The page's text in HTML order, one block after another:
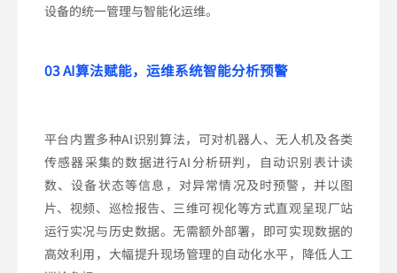
设备的统一管理与智能化运维。
03 AI算法赋能，运维系统智能分析预警
平台内置多种AI识别算法，可对机器人、无人机及各类
传感器采集的数据进行AI分析研判，自动识别表计读
数、设备状态等信息，对异常情况及时预警，并以图
片、视频、巡检报告、三维可视化等方式直观呈现厂站
运行实况与历史数据。无需额外部署，即可实现数据的
高效利用，大幅提升现场管理的自动化水平，降低人工